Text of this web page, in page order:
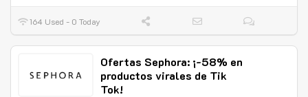
164 Used - 0 Today
Ofertas Sephora: ¡-58% en
productos virales de Tik
Tok!